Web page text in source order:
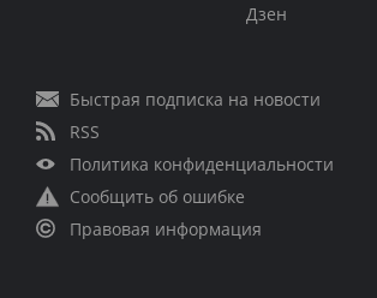
Дзен
Быстрая подписка на новости
RSS
Политика конфиденциальности
Сообщить об ошибке
Правовая информация